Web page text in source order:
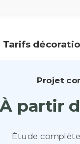
Tarifs
Projet
À partir
Étude